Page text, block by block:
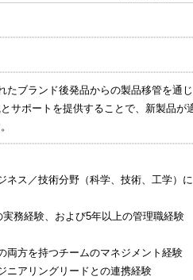
ブランド後発品からの製品移管を通
サポートを提供することで、新製品が
ス／技術分野（科学、技術、工学）
務経験、および5年以上の管理職経験
両方を持つチームのマネジメント経験
ニアリングリードとの連携経験